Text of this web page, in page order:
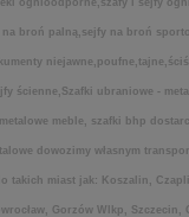
na broń palną,sejfy na broń
ścienne,Szafki ubraniowe -
meble, szafki bhp
dowozimy własnym
takich miast jak: Koszalin,
Gorzów Wlkp, Szczecin,